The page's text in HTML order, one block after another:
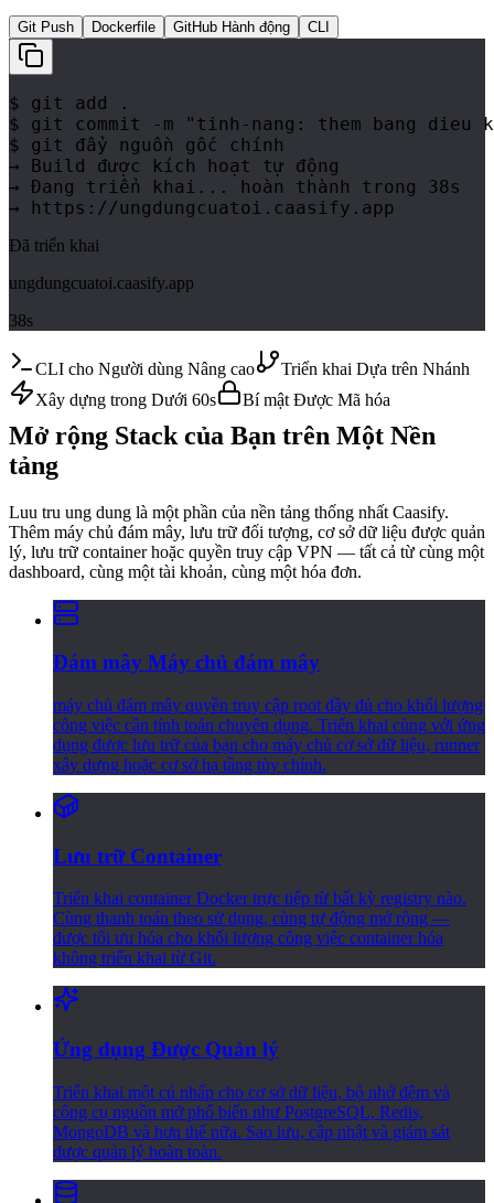
Git Push Dockerfile GitHub Hành động CLI
$ git add .
$ git commit -m "tinh-nang: them bang dieu
$ git đẩy nguồn gốc chính
→ Build được kích hoạt tự động
→ Đang triển khai... hoàn thành trong 38s
→ https://ungdungcuatoi.caasify.app
Đã triển khai
ungdungcuatoi.caasify.app
38s
CLI cho Người dùng Nâng cao
Triển khai Dựa trên Nhánh
Xây dựng trong Dưới 60s
Bí mật Được Mã hóa
Mở rộng Stack của Bạn trên Một Nền
tảng
Luu tru ung dung là một phần của nền tảng thống nhất Caasify.
Thêm máy chủ đám mây, lưu trữ đối tượng, cơ sở dữ liệu được quản
lý, lưu trữ container hoặc quyền truy cập VPN — tất cả từ cùng một
dashboard, cùng một tài khoản, cùng một hóa đơn.
Đám mây Máy chủ đám mây
máy chủ đám mây quyền truy cập root đầy đủ cho khối lượng
công việc cần tính toán chuyên dụng. Triển khai cùng với ứng
dụng được lưu trữ của bạn cho máy chủ cơ sở dữ liệu, runner
xây dựng hoặc cơ sở hạ tầng tùy chỉnh.
Lưu trữ Container
Triển khai container Docker trực tiếp từ bất kỳ registry nào.
Cùng thanh toán theo sử dụng, cùng tự động mở rộng —
được tối ưu hóa cho khối lượng công việc container hóa
không triển khai từ Git.
Ứng dụng Được Quản lý
Triển khai một cú nhấp cho cơ sở dữ liệu, bộ nhớ đệm và
công cụ nguồn mở phổ biến như PostgreSQL, Redis,
MongoDB và hơn thế nữa. Sao lưu, cập nhật và giám sát
được quản lý hoàn toàn.